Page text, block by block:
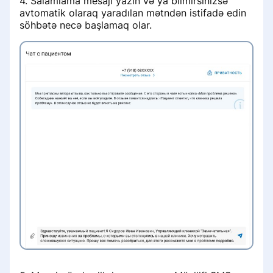
Бесплатный приём при условии
лечения
avtomatik olaraq yaradılan mətndən istifadə edin
söhbətə necə başlamaq olar.